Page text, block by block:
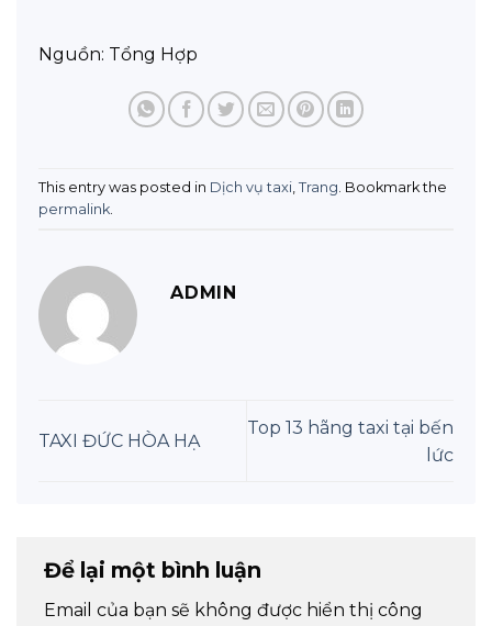
Nguồn: Tổng Hợp
This entry was posted in Dịch vụ taxi Trang . Bookmark the
permalink
ADMIN
TAXI ĐỨC HÒA HẠ
Top 13 hãng taxi tại bến
lức
Để lại một bình luận
Email của bạn sẽ không được hiển thị công